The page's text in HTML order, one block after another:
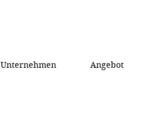
Unternehmen Angebot